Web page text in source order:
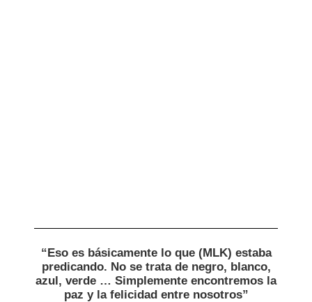
“Eso es básicamente lo que (MLK) estaba
predicando. No se trata de negro, blanco,
azul, verde … Simplemente encontremos la
paz y la felicidad entre nosotros”